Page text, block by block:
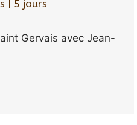
| 5 jours
Gervais avec Jean-